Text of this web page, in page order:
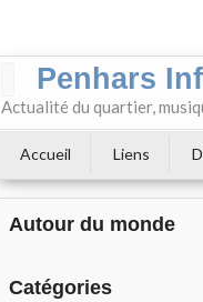
Penhars
Actualité du quartier,
Accueil Liens
Autour du monde
Catégories